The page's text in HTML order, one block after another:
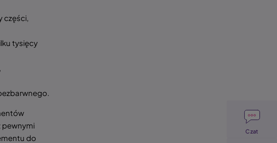
części,
tysięcy
pewnymi
do
Czat